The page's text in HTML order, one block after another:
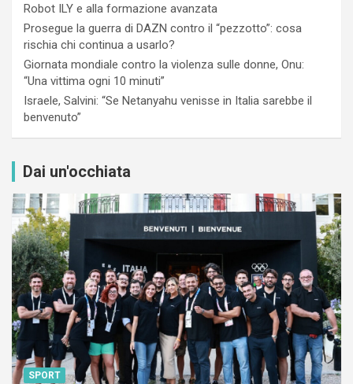
Robot ILY e alla formazione avanzata
Prosegue la guerra di DAZN contro il “pezzotto”: cosa
rischia chi continua a usarlo?
Giornata mondiale contro la violenza sulle donne, Onu:
“Una vittima ogni 10 minuti”
Israele, Salvini: “Se Netanyahu venisse in Italia sarebbe il
benvenuto”
Dai un'occhiata
SPORT